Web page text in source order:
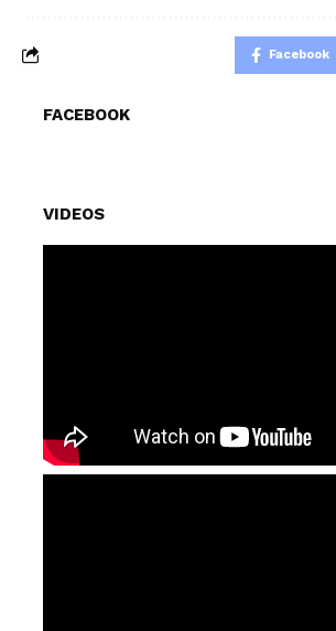
Facebook
FACEBOOK
VIDEOS